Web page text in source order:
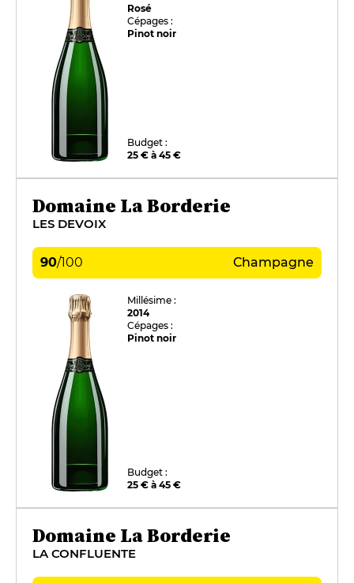
Rosé
Cépages :
Pinot noir
Budget :
25 € à 45 €
Domaine La Borderie
LES DEVOIX
90/100 Champagne
Millésime :
2014
Cépages :
Pinot noir
Budget :
25 € à 45 €
Domaine La Borderie
LA CONFLUENTE